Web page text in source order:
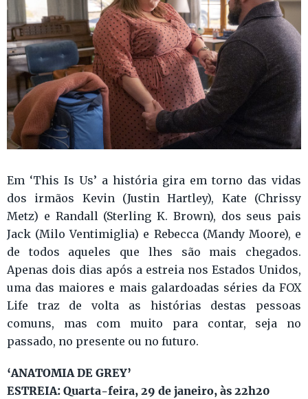
Em ‘This Is Us’ a história gira em torno das vidas
dos irmãos Kevin (Justin Hartley), Kate (Chrissy
Metz) e Randall (Sterling K. Brown), dos seus pais
Jack (Milo Ventimiglia) e Rebecca (Mandy Moore), e
de todos aqueles que lhes são mais chegados.
Apenas dois dias após a estreia nos Estados Unidos,
uma das maiores e mais galardoadas séries da FOX
Life traz de volta as histórias destas pessoas
comuns, mas com muito para contar, seja no
passado, no presente ou no futuro.
‘ANATOMIA DE GREY’
ESTREIA: Quarta-feira, 29 de janeiro, às 22h20